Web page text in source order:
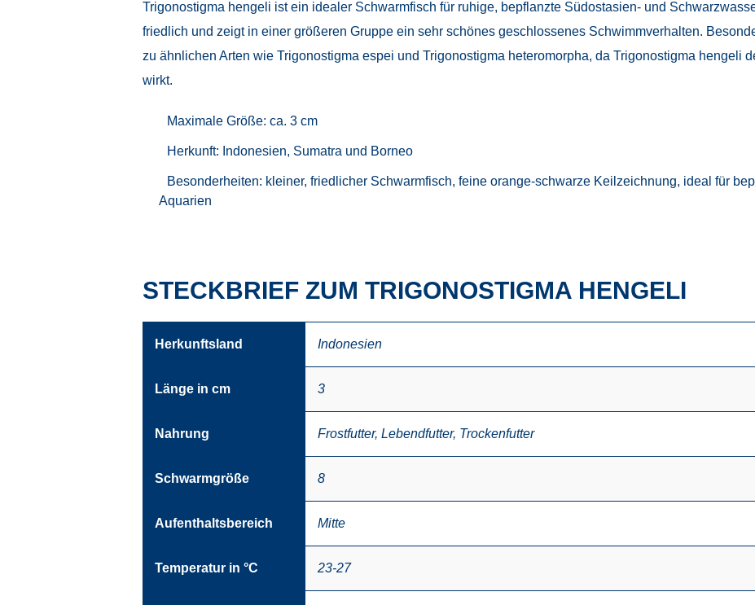
Trigonostigma hengeli ist ein idealer Schwarmfisch für ruhige, bepflanzte Südostasien- und
friedlich und zeigt in einer größeren Gruppe ein sehr schönes geschlossenes Schwimmverhalten.
zu ähnlichen Arten wie Trigonostigma espei und Trigonostigma heteromorpha, da Trigonostigma hengeli
wirkt.
Maximale Größe: ca. 3 cm
Herkunft: Indonesien, Sumatra und Borneo
Besonderheiten: kleiner, friedlicher Schwarmfisch, feine orange-schwarze Keilzeichnung, ideal für
Aquarien
STECKBRIEF ZUM TRIGONOSTIGMA HENGELI
Herkunftsland Indonesien
Länge in cm 3
Nahrung Frostfutter, Lebendfutter, Trockenfutter
Schwarmgröße 8
Aufenthaltsbereich Mitte
Temperatur in °C 23-27